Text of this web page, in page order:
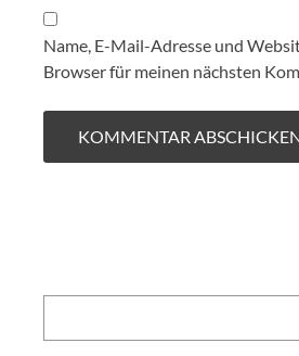
Name, E-Mail-Adresse und
Browser für meinen nächsten